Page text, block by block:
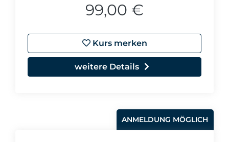
99,00 €
Kurs merken
weitere Details
ANMELDUNG MÖGLICH